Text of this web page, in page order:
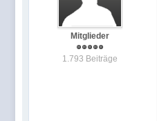
Mitglieder
1.793 Beiträge